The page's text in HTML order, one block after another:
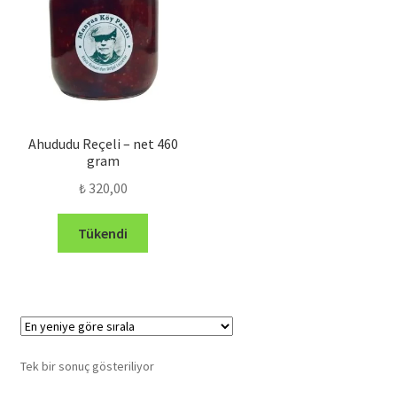
Ahududu Reçeli – net 460
gram
₺320,00
Tükendi
Tek bir sonuç gösteriliyor